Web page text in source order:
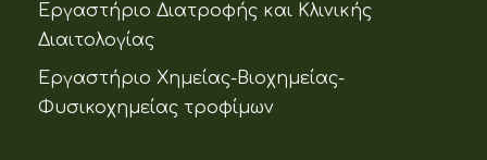
Εργαστήριο Διατροφής και Κλινικής
Διαιτολογίας
Εργαστήριο Χημείας-Βιοχημείας-
Φυσικοχημείας τροφίμων